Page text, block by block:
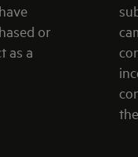
or
as a